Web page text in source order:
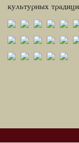
культурных